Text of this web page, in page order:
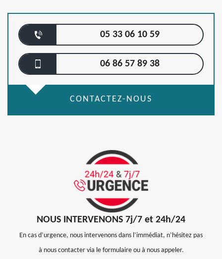
05 33 06 10 59
06 86 57 89 38
CONTACTEZ-NOUS
NOUS INTERVENONS 7j/7 et 24h/24
En cas d’urgence, nous intervenons dans l’immédiat, n’hésitez pas
à nous contacter via le formulaire ou à nous appeler.